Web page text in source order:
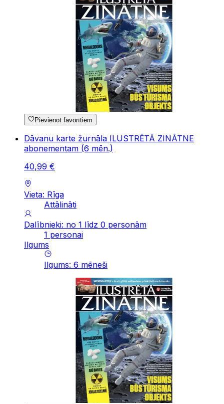
Pievienot favorītiem
Dāvanu karte žurnāla ILUSTRĒTĀ ZINĀTNE
abonementam (6 mēn.)
40,99 €
Vieta: Rīga
Attālināti
Dalībnieki: no 1 līdz 0 personām
1 personai
Ilgums
Ilgums: 6 mēneši